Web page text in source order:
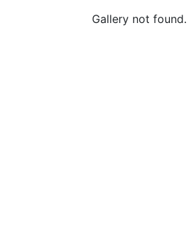
Gallery not found.